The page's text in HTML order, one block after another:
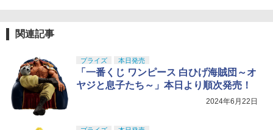
関連記事
プライズ 本日発売
「一番くじ ワンピース 白ひげ海賊団～オ
ヤジと息子たち～」本日より順次発売！
2024年6月22日